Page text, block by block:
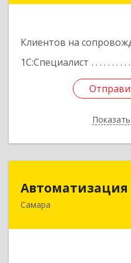
Клиентов на
1С:Специалист
Автоматизация
Самара